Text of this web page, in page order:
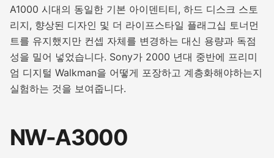
A1000 시대의 동일한 기본 아이덴티티, 하드 디스크 스토
리지, 향상된 디자인 및 더 라이프스타일 플래그십 토너먼
트를 유지했지만 컨셉 자체를 변경하는 대신 용량과 독점
성을 밀어 넣었습니다. Sony가 2000 년대 중반에 프리미
엄 디지털 Walkman을 어떻게 포장하고 계층화해야하는지
실험하는 것을 보여줍니다.
NW-A3000